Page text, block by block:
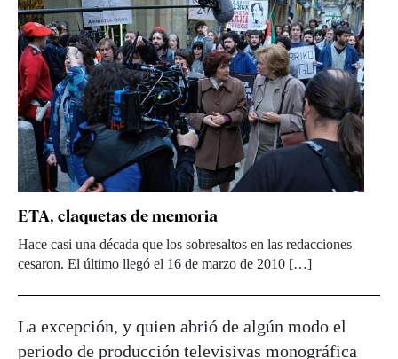
ETA, claquetas de memoria
Hace casi una década que los sobresaltos en las redacciones
cesaron. El último llegó el 16 de marzo de 2010 […]
La excepción, y quien abrió de algún modo el
periodo de producción televisivas monográfica